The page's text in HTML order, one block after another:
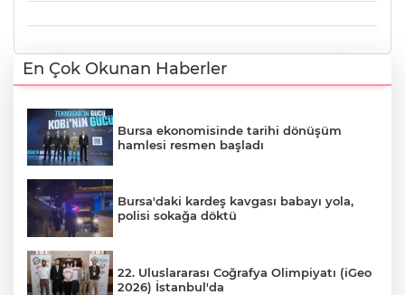
En Çok Okunan Haberler
Bursa ekonomisinde tarihi dönüşüm
hamlesi resmen başladı
Bursa'daki kardeş kavgası babayı yola,
polisi sokağa döktü
22. Uluslararası Coğrafya Olimpiyatı (iGeo
2026) İstanbul'da